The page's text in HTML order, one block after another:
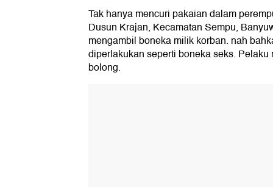
Tak hanya mencuri pakaian dalam
Dusun Krajan, Kecamatan Sempu,
mengambil boneka milik korban. nah
diperlakukan seperti boneka seks.
bolong.